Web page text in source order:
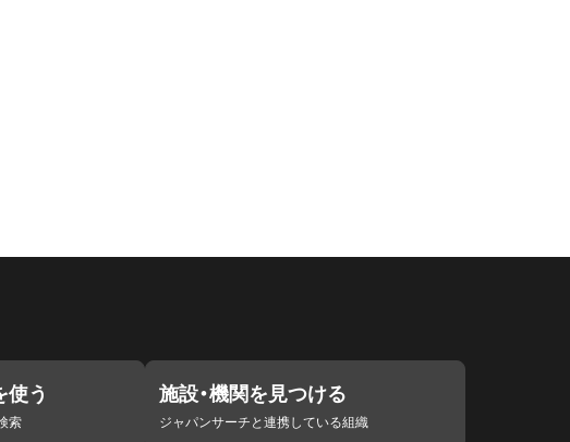
使う
索
施設・機関を見つける
ジャパンサーチと連携している組織